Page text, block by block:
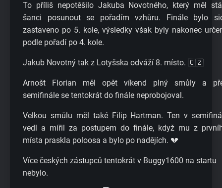
To příliš nepotěšilo Jakuba Novotného, který měl
šanci posunout se pořadím vzhůru. Finále bylo
zastaveno po 5. kole, výsledky však byly nakonec
podle pořadí po 4. kole.
Jakub Novotný tak z Lotyšska odváží 8. místo. 🇨🇿
Arnošt Florian měl opět víkend plný smůly a
semifinále se tentokrát do finále neprobojoval.
Velkou smůlu měl také Filip Hartman. Ten v
vedl a mířil za postupem do finále, když mu z
místa praskla poloosa a bylo po nadějích. 💔
Více českých zástupců tentokrát v Buggy1600 na startu
nebylo.